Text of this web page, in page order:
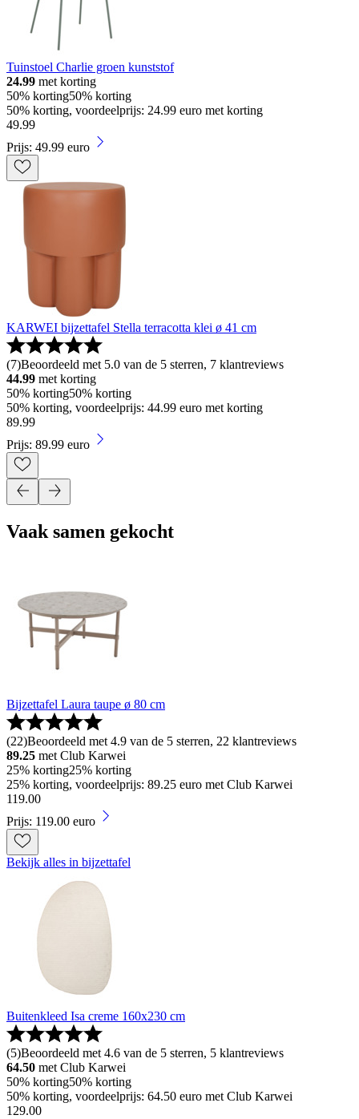
Tuinstoel Charlie groen kunststof
24.99 met korting
50% korting50% korting
50% korting, voordeelprijs: 24.99 euro met korting
49.99
Prijs: 49.99 euro
KARWEI bijzettafel Stella terracotta klei ø 41 cm
(7)Beoordeeld met 5.0 van de 5 sterren, 7 klantreviews
44.99 met korting
50% korting50% korting
50% korting, voordeelprijs: 44.99 euro met korting
89.99
Prijs: 89.99 euro
Vaak samen gekocht
Bijzettafel Laura taupe ø 80 cm
(22)Beoordeeld met 4.9 van de 5 sterren, 22 klantreviews
89.25 met Club Karwei
25% korting25% korting
25% korting, voordeelprijs: 89.25 euro met Club Karwei
119.00
Prijs: 119.00 euro
Bekijk alles in bijzettafel
Buitenkleed Isa creme 160x230 cm
(5)Beoordeeld met 4.6 van de 5 sterren, 5 klantreviews
64.50 met Club Karwei
50% korting50% korting
50% korting, voordeelprijs: 64.50 euro met Club Karwei
129.00